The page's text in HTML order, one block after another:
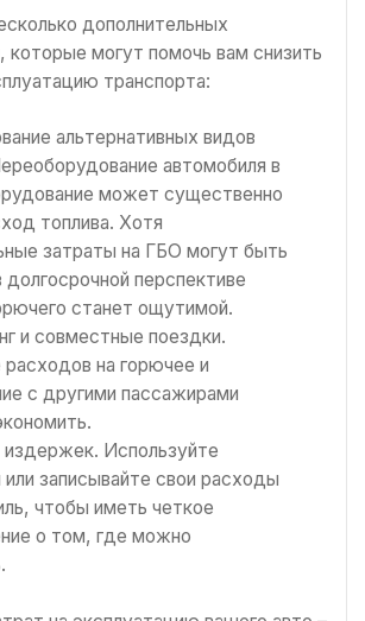
дополнительных
могут помочь вам снизить
транспорта:
альтернативных видов
автомобиля в
может существенно
топлива. Хотя
затраты на ГБО могут быть
перспективе
станет ощутимой.
и совместные поездки.
расходов на горючее и
с другими пассажирами
издержек. Используйте
записывайте свои расходы
чтобы иметь четкое
о том, где можно